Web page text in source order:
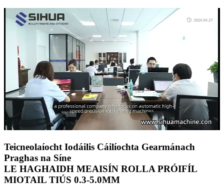
Teicneolaíocht Iodáilis Cáilíochta Gearmánach
Praghas na Síne
LE HAGHAIDH MEAISÍN ROLLA PRÓIFÍL
MIOTAIL TIÚS 0.3-5.0MM